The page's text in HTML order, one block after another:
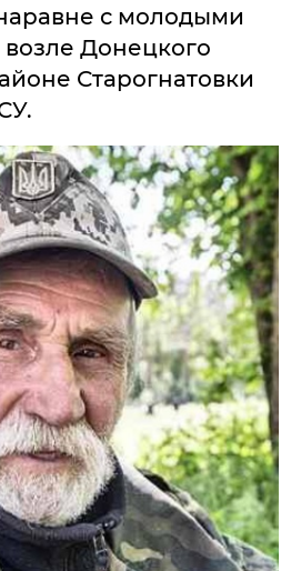
с молодыми
Донецкого
Старогнатовки